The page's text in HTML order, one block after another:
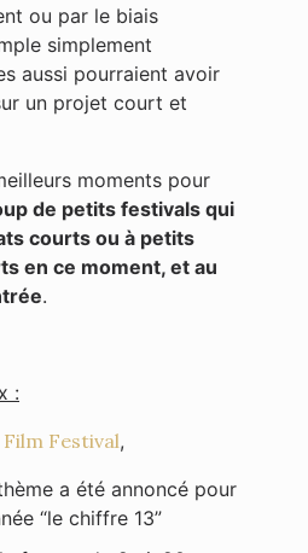
ou par le biais
simplement
aussi pourraient avoir
un projet court et
moments pour
de petits festivals qui
courts ou à petits
en ce moment, et au
.
:
Festival,
a été annoncé pour
“le chiffre 13”